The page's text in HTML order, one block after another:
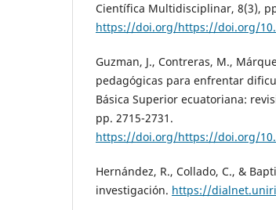
Científica Multidisciplinar, 8(3),
https://doi.org/https://doi.org/
Guzman, J., Contreras, M.,
pedagógicas para enfrentar
Básica Superior ecuatoriana:
pp. 2715-2731.
https://doi.org/https://doi.org/
Hernández, R., Collado, C., &
investigación. https://